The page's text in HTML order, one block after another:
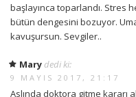
başlayınca toparlandı. Stres
bütün dengesini bozuyor.
kavuşursun. Sevgiler..
Mary dedi ki:
9 MAYIS 2017, 21:17
Aslında doktora gitme kararı